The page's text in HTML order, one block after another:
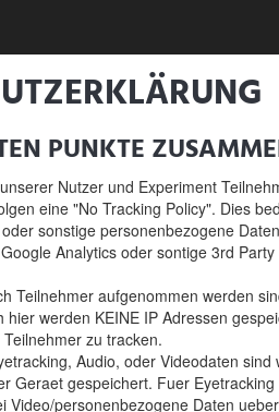
PUNKTE
Nutzer und Experiment
eine "No Tracking Policy". Dies
sonstige personenbezogene
Analytics oder sontige 3rd
Teilnehmer aufgenommen werden
hier werden KEINE IP Adressen
zu tracken.
Audio, oder Videodaten
Geraet gespeichert. Fuer
Video/personenbezogene Daten